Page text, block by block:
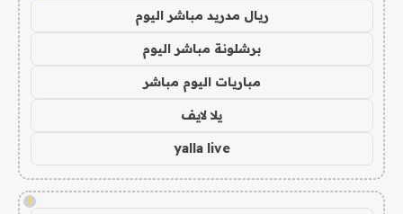
ريال مدريد مباشر اليوم
برشلونة مباشر اليوم
مباريات اليوم مباشر
يلا لايف
yalla live
!